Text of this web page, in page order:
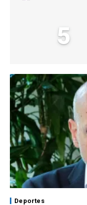
5
Deportes